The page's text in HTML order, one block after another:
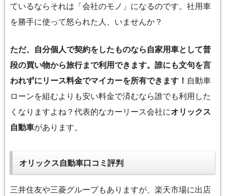
ているならそれは「会社のモノ」になるのです。社用車
を勝手に使って怒られた人、いませんか？
ただ、自分個人で契約をしたものなら自家用車として普
段の買い物から旅行まで利用できます。誰にも文句を言
われずにリース料金でマイカーを所有できます！ 自動車
ローンを組むよりも安い料金で済むなら誰でも利用した
くなりますよね？代表的なカーリース会社にオリックス
自動車があります。
オリックス自動車口コミ評判
三井住友や三菱グループもありますが、楽天市場に出店